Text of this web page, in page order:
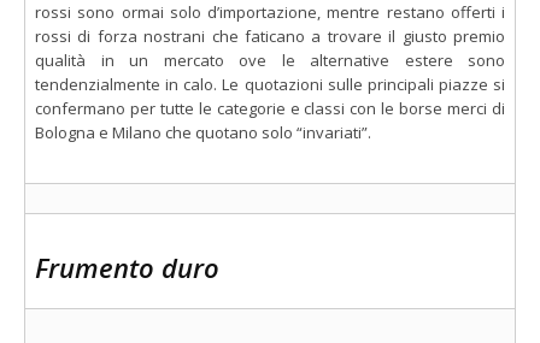
rossi sono ormai solo d’importazione, mentre restano offerti i
rossi di forza nostrani che faticano a trovare il giusto premio
qualità in un mercato ove le alternative estere sono
tendenzialmente in calo. Le quotazioni sulle principali piazze si
confermano per tutte le categorie e classi con le borse merci di
Bologna e Milano che quotano solo “invariati”.
Frumento duro